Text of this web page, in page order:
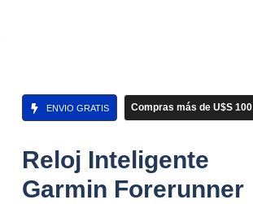
ENVIO GRATIS Compras más de U$S 100
Reloj Inteligente
Garmin Forerunner